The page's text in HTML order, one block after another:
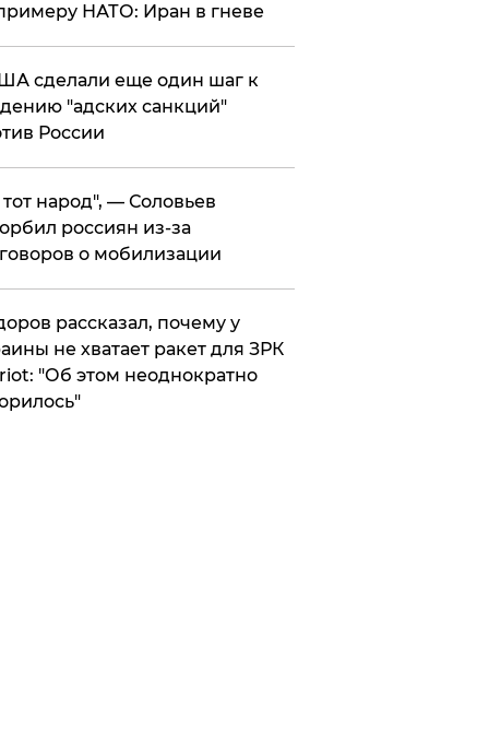
НАТО: Иран в гневе
сделали еще один шаг к
"адских санкций"
России
народ", — Соловьев
россиян из-за
о мобилизации
рассказал, почему у
не хватает ракет для ЗРК
"Об этом неоднократно